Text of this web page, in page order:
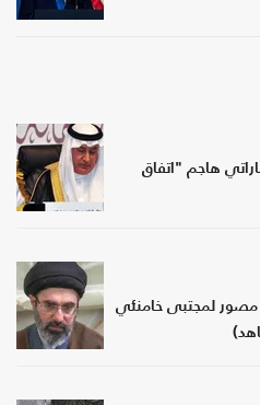
هاجم "اتفاق
مصور لمجتبى خامنئي